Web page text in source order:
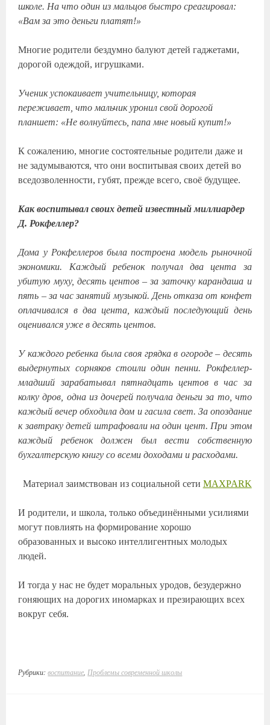
школе. На что один из мальцов быстро среагировал:
«Вам за это деньги платят!»
Многие родители бездумно балуют детей гаджетами,
дорогой одеждой, игрушками.
Ученик успокаивает учительницу, которая
переживает, что мальчик уронил свой дорогой
планшет: «Не волнуйтесь, папа мне новый купит!»
К сожалению, многие состоятельные родители даже и
не задумываются, что они воспитывая своих детей во
вседозволенности, губят, прежде всего, своё будущее.
Как воспитывал своих детей известный миллиардер
Д. Рокфеллер?
Дома у Рокфеллеров была построена модель рыночной
экономики. Каждый ребенок получал два цента за
убитую муху, десять центов – за заточку карандаша и
пять – за час занятий музыкой. День отказа от конфет
оплачивался в два цента, каждый последующий день
оценивался уже в десять центов.
У каждого ребенка была своя грядка в огороде – десять
выдернутых сорняков стоили один пенни. Рокфеллер-
младший зарабатывал пятнадцать центов в час за
колку дров, одна из дочерей получала деньги за то, что
каждый вечер обходила дом и гасила свет. За опоздание
к завтраку детей штрафовали на один цент. При этом
каждый ребенок должен был вести собственную
бухгалтерскую книгу со всеми доходами и расходами.
Материал заимствован из социальной сети MAXPARK
И родители, и школа, только объединёнными усилиями
могут повлиять на формирование хорошо
образованных и высоко интеллигентных молодых
людей.
И тогда у нас не будет моральных уродов, безудержно
гоняющих на дорогих иномарках и презирающих всех
вокруг себя.
Рубрики:воспитание Проблемы современной школы